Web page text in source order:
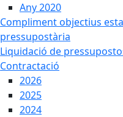
Any 2020
Compliment objectius
pressupostària
Liquidació de
Contractació
2026
2025
2024